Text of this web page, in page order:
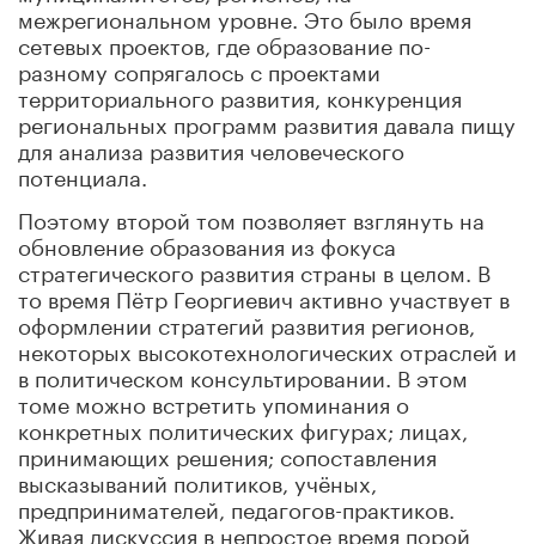
межрегиональном уровне. Это было время
сетевых проектов, где образование по-
разному сопрягалось с проектами
территориального развития, конкуренция
региональных программ развития давала пищу
для анализа развития человеческого
потенциала.
Поэтому второй том позволяет взглянуть на
обновление образования из фокуса
стратегического развития страны в целом. В
то время Пётр Георгиевич активно участвует в
оформлении стратегий развития регионов,
некоторых высокотехнологических отраслей и
в политическом консультировании. В этом
томе можно встретить упоминания о
конкретных политических фигурах; лицах,
принимающих решения; сопоставления
высказываний политиков, учёных,
предпринимателей, педагогов-практиков.
Живая дискуссия в непростое время порой